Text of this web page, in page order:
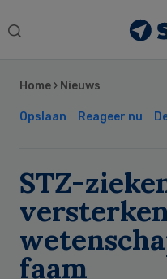
Search
Home › Nieuws
Opslaan Reageer nu
STZ-
faam
Sidebar